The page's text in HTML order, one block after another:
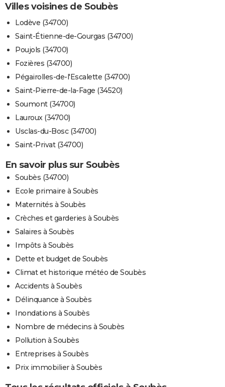
Villes voisines de Soubès
Lodève (34700)
Saint-Étienne-de-Gourgas (34700)
Poujols (34700)
Fozières (34700)
Pégairolles-de-l'Escalette (34700)
Saint-Pierre-de-la-Fage (34520)
Soumont (34700)
Lauroux (34700)
Usclas-du-Bosc (34700)
Saint-Privat (34700)
En savoir plus sur Soubès
Soubès (34700)
Ecole primaire à Soubès
Maternités à Soubès
Crèches et garderies à Soubès
Salaires à Soubès
Impôts à Soubès
Dette et budget de Soubès
Climat et historique météo de Soubès
Accidents à Soubès
Délinquance à Soubès
Inondations à Soubès
Nombre de médecins à Soubès
Pollution à Soubès
Entreprises à Soubès
Prix immobilier à Soubès